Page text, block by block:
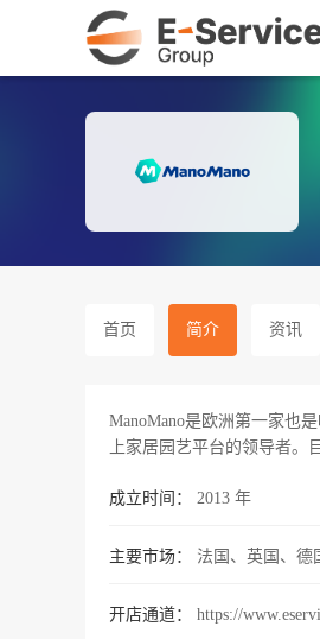
首页 简介 资讯
ManoMano是欧洲第一家也
上家居园艺平台的领导者。
成立时间： 2013 年
主要市场： 法国、英国、德
开店通道： https://